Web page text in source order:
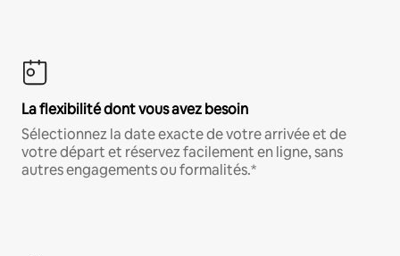
La flexibilité dont vous avez besoin
Sélectionnez la date exacte de votre arrivée et de
votre départ et réservez facilement en ligne, sans
autres engagements ou formalités.*